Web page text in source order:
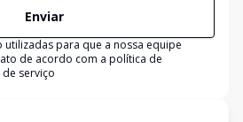
Enviar
utilizadas para que a nossa equipe
de acordo com a política de
serviço